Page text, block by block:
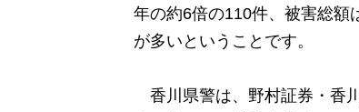
年の約6倍の110件、被害総額
が多いということです。
香川県警は、野村証券・香